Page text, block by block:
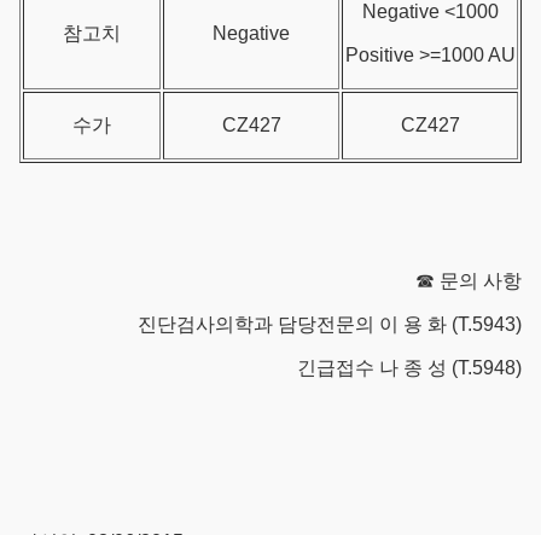
참고치 Negative
Negative <1000
Positive >=1000 AU
수가 CZ427 CZ427
☎ 문의 사항
진단검사의학과 담당전문의 이 용 화 (T.5943)
긴급접수 나 종 성 (T.5948)